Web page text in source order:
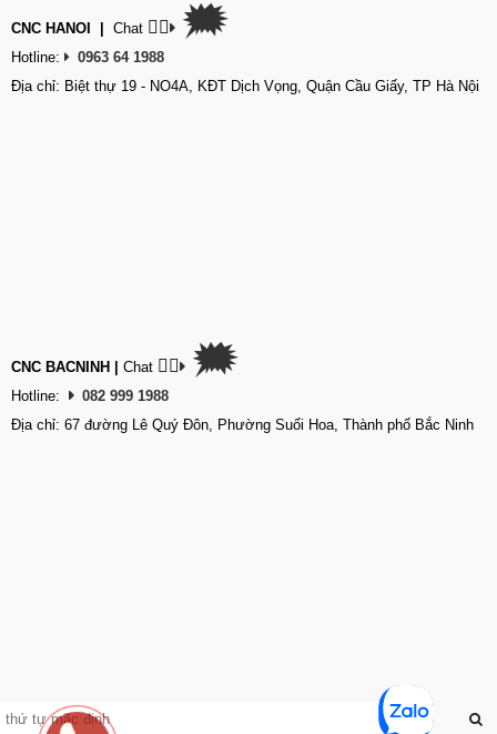
CNC HANOI Chat 👉🏽 🗯
Hotline:
0963 64 1988
Địa chỉ: Biệt thự 19 - NO4A, KĐT Dịch Vọng, Quận Cầu Giấy, TP Hà Nội
CNC BACNINH Chat 👉🏽 🗯
Hotline:
082 999 1988
Địa chỉ: 67 đường Lê Quý Đôn, Phường Suối Hoa, Thành phố Bắc Ninh